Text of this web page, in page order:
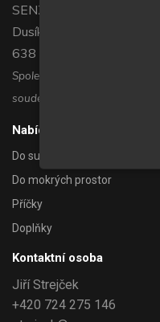
SENZOR BOHEMIA s.r.o.
Dusíkova 794/3c
638 00 Brno
Společnost je zapsána v
soudem v Brně, oddíl C,vložka
Nabídka
Do suchých prostor
Do mokrých prostor
Příčky
Doplňky
Kontaktní osoba
Jiří Strejček
+420 724 275 146